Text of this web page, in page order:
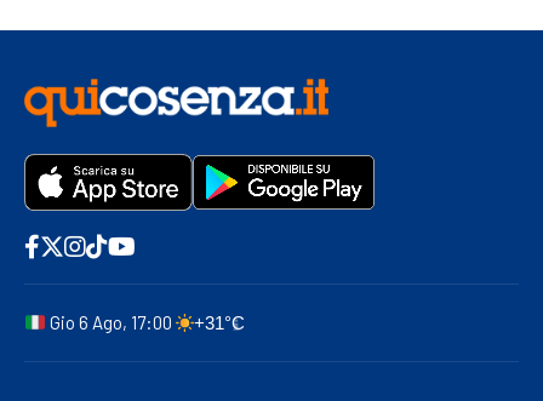
Gio 6 Ago, 17:00 +31°C